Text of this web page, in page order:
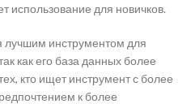
использование для новичков.
лучшим инструментом для
как его база данных более
кто ищет инструмент с более
к более